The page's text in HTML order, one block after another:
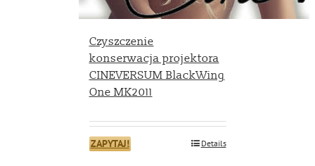
Czyszczenie
konserwacja projektora
CINEVERSUM BlackWing
One MK2011
ZAPYTAJ! Details